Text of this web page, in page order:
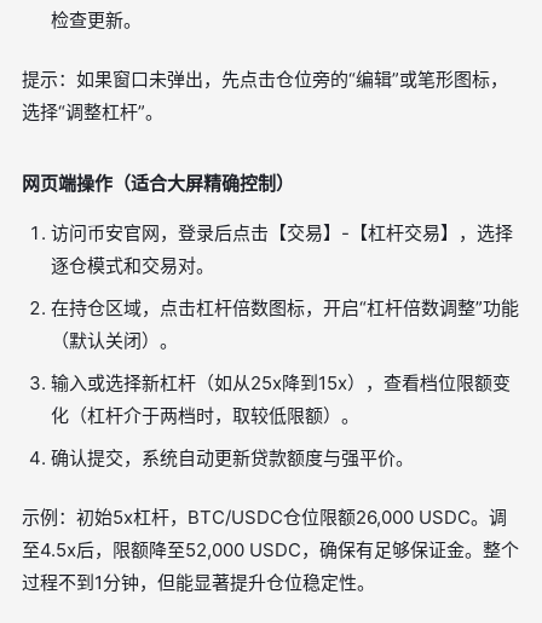
检查更新。
提示：如果窗口未弹出，先点击仓位旁的“编辑”或笔形图标，
选择“调整杠杆”。
网页端操作（适合大屏精确控制）
访问币安官网，登录后点击【交易】-【杠杆交易】，选择
逐仓模式和交易对。
在持仓区域，点击杠杆倍数图标，开启“杠杆倍数调整”功能
（默认关闭）。
输入或选择新杠杆（如从25x降到15x），查看档位限额变
化（杠杆介于两档时，取较低限额）。
确认提交，系统自动更新贷款额度与强平价。
示例：初始5x杠杆，BTC/USDC仓位限额26,000 USDC。调
至4.5x后，限额降至52,000 USDC，确保有足够保证金。整个
过程不到1分钟，但能显著提升仓位稳定性。